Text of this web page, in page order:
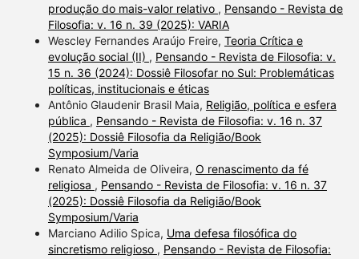
produção do mais-valor relativo , Pensando - Revista de
Filosofia: v. 16 n. 39 (2025): VARIA
Wescley Fernandes Araújo Freire, Teoria Crítica e
evolução social (II) , Pensando - Revista de Filosofia: v.
15 n. 36 (2024): Dossiê Filosofar no Sul: Problemáticas
políticas, institucionais e éticas
Antônio Glaudenir Brasil Maia, Religião, política e esfera
pública , Pensando - Revista de Filosofia: v. 16 n. 37
(2025): Dossiê Filosofia da Religião/Book
Symposium/Varia
Renato Almeida de Oliveira, O renascimento da fé
religiosa , Pensando - Revista de Filosofia: v. 16 n. 37
(2025): Dossiê Filosofia da Religião/Book
Symposium/Varia
Marciano Adilio Spica, Uma defesa filosófica do
sincretismo religioso , Pensando - Revista de Filosofia: